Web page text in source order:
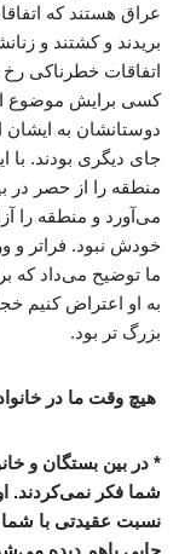
عراق هستند که
بریدند و کشتند و
اتفاقات خطرناکی
کسی برایش موضوع
دوستانشان به
جای دیگری بودند. با
منطقه را از حصر در
می‌آورد و منطقه را
خودش نبود. فراتر و
ما توضیح می‌داد که
به او اعتراض کنیم
بزرگ تر بود.
هیچ وقت ما در
* در بین بستگان و
شما فکر نمی‌کردند.
نسبت عقیدتی با شما
جایی باهم دیده